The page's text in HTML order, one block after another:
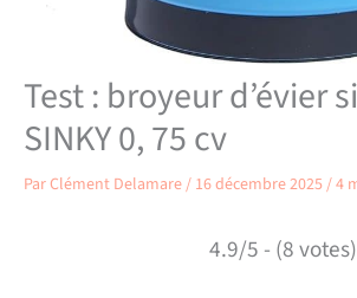
Test : broyeur d’évier
SINKY 0, 75 cv
ParClément Delamare/ 16 décembre 2025/4
4.9/5 - (8 votes)